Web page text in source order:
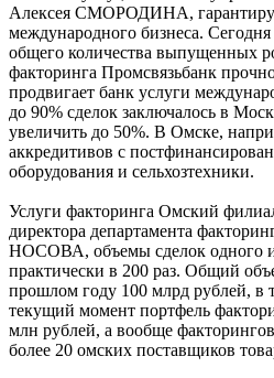
Алексея СМОРОДИНА,
международного бизнеса.
общего количества выпущенных
факторинга Промсвязьбанк
продвигает банк услуги
до 90% сделок заключалось в
увеличить до 50%. В Омске,
аккредитивов с
оборудования и сельхозтехники.
Услуги факторинга Омский
директора департамента
НОСОВА, объемы сделок одного
практически в 200 раз. Общий
прошлом году 100 млрд рублей,
текущий момент портфель
млн рублей, а вообще
более 20 омских поставщиков